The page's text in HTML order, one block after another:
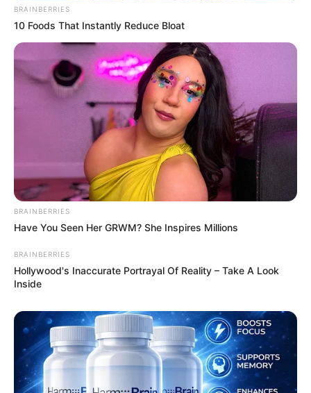
BRAINBERRIES
10 Foods That Instantly Reduce Bloat
BRAINBERRIES
Have You Seen Her GRWM? She Inspires Millions
BRAINBERRIES
Hollywood's Inaccurate Portrayal Of Reality – Take A Look
Inside